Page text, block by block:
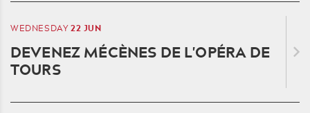
WEDNESDAY22 JUN
DEVENEZ MÉCÈNES DE L'OPÉRA DE
TOURS